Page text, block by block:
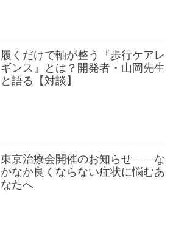
履くだけで軸が整う『歩行ケアレ
ギンス』とは？開発者・山岡先生
と語る【対談】
東京治療会開催のお知らせ——な
かなか良くならない症状に悩むあ
なたへ